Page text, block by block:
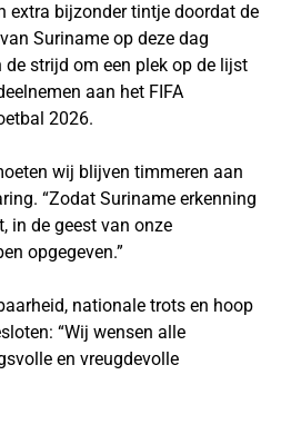
extra bijzonder tintje doordat de
Suriname op deze dag
strijd om een plek op de lijst
aan het FIFA
2026.
wij blijven timmeren aan
“Zodat Suriname erkenning
in de geest van onze
opgegeven.”
nationale trots en hoop
“Wij wensen alle
en vreugdevolle